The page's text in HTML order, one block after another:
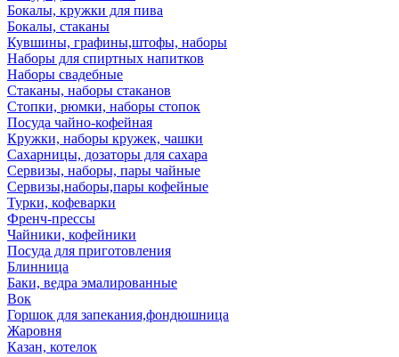
Бокалы, кружки для пива
Бокалы, стаканы
Кувшины, графины,штофы, наборы
Наборы для спиртных напитков
Наборы свадебные
Стаканы, наборы стаканов
Стопки, рюмки, наборы стопок
Посуда чайно-кофейная
Кружки, наборы кружек, чашки
Сахарницы, дозаторы для сахара
Сервизы, наборы, пары чайные
Сервизы,наборы,пары кофейные
Турки, кофеварки
Френч-прессы
Чайники, кофейники
Посуда для приготовления
Блинница
Баки, ведра эмалированные
Вок
Горшок для запекания,фондюшница
Жаровня
Казан, котелок